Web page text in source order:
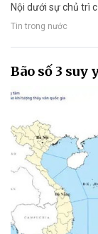
Nội dưới sự chủ trì
Tin trong nước
Bão số 3 suy